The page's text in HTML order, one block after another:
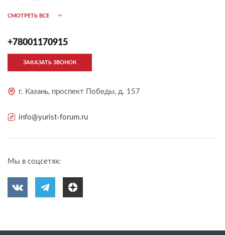
СМОТРЕТЬ ВСЕ
+78001170915
ЗАКАЗАТЬ ЗВОНОК
г. Казань, проспект Победы, д. 157
info@yurist-forum.ru
Мы в соцсетях: